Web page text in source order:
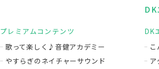
プレミアムコンテンツ
歌って楽しく♪音健アカデミー
やすらぎのネイチャーサウンド
DK
ア